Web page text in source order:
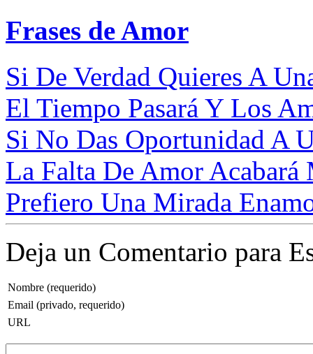
Frases de Amor
Si De Verdad Quieres A
El Tiempo Pasará Y Los
Si No Das Oportunidad A
La Falta De Amor Acabará
Prefiero Una Mirada
Deja un Comentario para
Nombre (requerido)
Email (privado, requerido)
URL